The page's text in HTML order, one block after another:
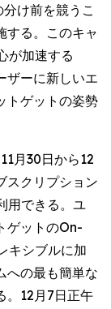
け前を競うこ
する。このキャ
が加速する
ザーに新しいエ
トゲットの姿勢
月30日から12
スクリプション
用できる。ユ
ゲットのOn-
キシブルに加
への最も簡単な
。12月7日正午